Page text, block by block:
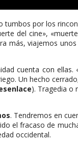
por los
del cine»,
más, viajemos
cuenta con
Un hecho
). Tragedia o
. Tendremos en
el fracaso de
occidental.